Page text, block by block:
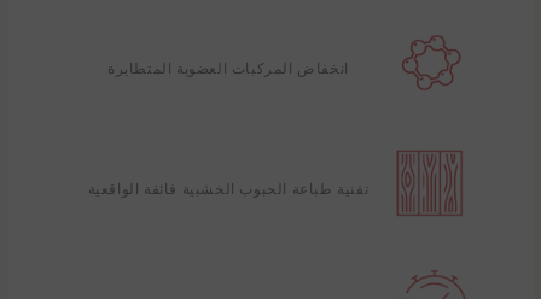
انخفاض المركبات العضوية المتطايرة
تقنية طباعة الحبوب الخشبية فائقة الواقعية